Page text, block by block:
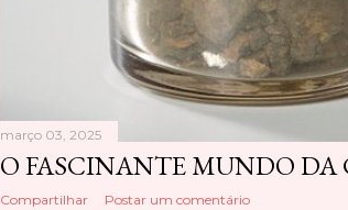
março 03, 2025
O FASCINANTE MUNDO DA
Compartilhar Postar um comentário